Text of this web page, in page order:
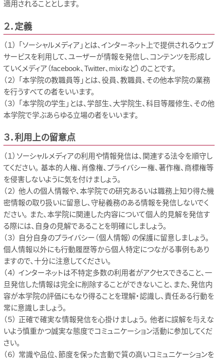
適用されることとします。
２．定義
（１） 「ソーシャルメディア」とは、インターネット上で提供されるウェブ
サービスを利用して、ユーザーが情報を発信し、コンテンツを形成し
ていくメディア（facebook、Twitter、mixiなど）のことです。
（２） 「本学院の教職員等」とは、役員、教職員、その他本学院の業務
を行うすべての者をいいます。
（３） 「本学院の学生」とは、学部生、大学院生、科目等履修生、その他
本学院で学ぶあらゆる立場の者をいいます。
３．利用上の留意点
（１）ソーシャルメディアの利用や情報発信は、関連する法令を順守し
てください。 基本的人権、肖像権、プライバシー権、著作権、商標権等
を侵害しないように気を付けましょう。
（２） 他人の個人情報や、本学院での研究あるいは職務上知り得た機
密情報の取り扱いに留意し、守秘義務のある情報を発信しないでく
ださい。 また、本学院に関連した内容について個人的見解を発信す
る際には、自身の見解であることを明確にしましょう。
（３） 自分自身のプライバシー（個人情報）の保護に留意しましょう。
個人情報以外にも行動履歴等から個人特定につながる事例もあり
ますので、十分に注意してください。
（４） インターネットは不特定多数の利用者がアクセスできること、一
旦発信した情報は完全に削除することができないこと、また、発信内
容が本学院の評価にもなり得ることを理解・認識し、責任ある行動を
常に意識しましょう。
（５） 正確で確実な情報発信を心掛けましょう。 他者に誤解を与えな
いよう慎重かつ誠実な態度でコミュニケーション活動に参加してくだ
さい。
（６） 常識や品位、節度を保った言動で質の高いコミュニケーションを